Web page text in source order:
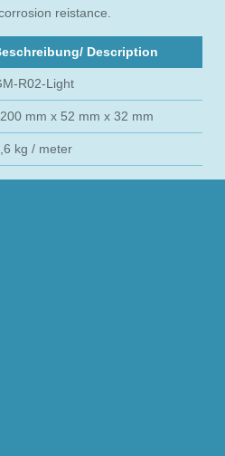
reistance.
Description
R02-Light
mm x 52 mm x 32 mm
kg / meter